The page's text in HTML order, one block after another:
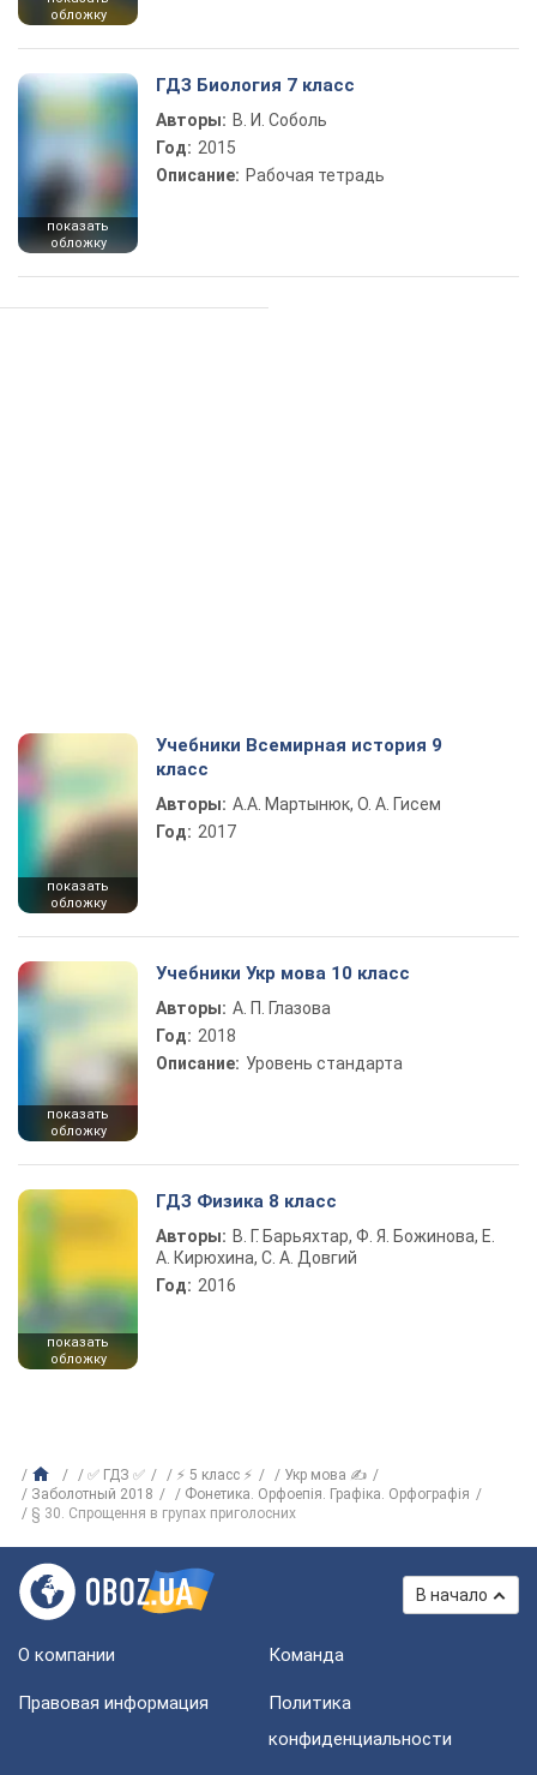
обложку
показать
обложку
ГДЗ Биология 7 класс
Авторы: В. И. Соболь
Год: 2015
Описание: Рабочая тетрадь
показать
обложку
Учебники Всемирная история 9
класс
Авторы: А.А. Мартынюк, О. А. Гисем
Год: 2017
показать
обложку
Учебники Укр мова 10 класс
Авторы: А. П. Глазова
Год: 2018
Описание: Уровень стандарта
показать
обложку
ГДЗ Физика 8 класс
Авторы: В. Г. Барьяхтар, Ф. Я. Божинова, Е.
А. Кирюхина, С. А. Довгий
Год: 2016
✅ ГДЗ ✅ ⚡ 5 класс ⚡
Укр мова ✍
Заболотный 2018
Фонетика. Орфоепія. Графіка. Орфографія
§ 30. Спрощення в групах приголосних
В начало
О компании Команда
Правовая информация
Политика
конфиденциальности